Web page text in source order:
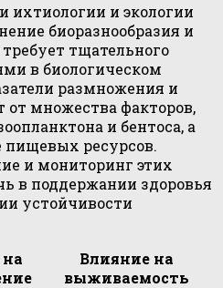
ихтиологии и экологии
биоразнообразия и
тщательного
в биологическом
размножения и
множества факторов,
и бентоса, а
пищевых ресурсов.
и мониторинг этих
в поддержании здоровья
устойчивости
Влияние на
выживаемость